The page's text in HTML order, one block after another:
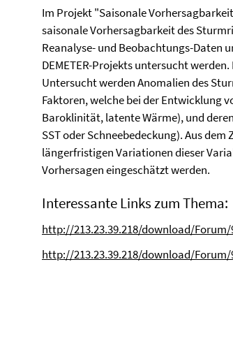
Im Projekt "Saisonale
saisonale Vorhersagbarkeit des
Reanalyse- und Beobachtungs-Daten
DEMETER-Projekts untersucht
Untersucht werden Anomalien des
Faktoren, welche bei der Entwicklung
Baroklinität, latente Wärme), und
SST oder Schneebedeckung). Aus
längerfristigen Variationen dieser
Vorhersagen eingeschätzt werden.
Interessante Links zum Thema:
http://213.23.39.218/download/
http://213.23.39.218/download/